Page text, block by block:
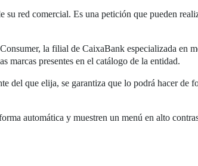
red comercial. Es una petición que pueden
la filial de CaixaBank especializada en
marcas presentes en el catálogo de la entidad.
del que elija, se garantiza que lo podrá hacer de
automática y muestren un menú en alto